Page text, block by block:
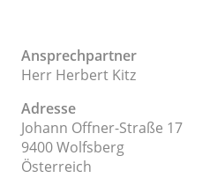
Ansprechpartner
Herr Herbert Kitz
Adresse
Johann Offner-Straße 17
9400 Wolfsberg
Österreich